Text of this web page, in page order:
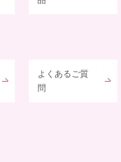
よくあるご質
問